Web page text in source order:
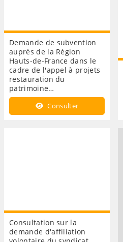
Demande de subvention
auprès de la Région
Hauts-de-France dans le
cadre de l'appel à projets
restauration du
patrimoine…
Consulter
Consultation sur la
demande d'affiliation